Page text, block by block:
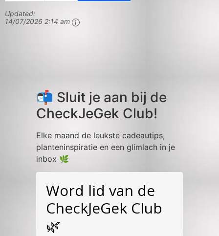
Updated:
14/07/2026 2:14 am
📬 Sluit je aan bij de
CheckJeGek Club!
Elke maand de leukste cadeautips,
planteninspiratie en een glimlach in je
inbox 🌿
Word lid van de
CheckJeGek Club
🌿